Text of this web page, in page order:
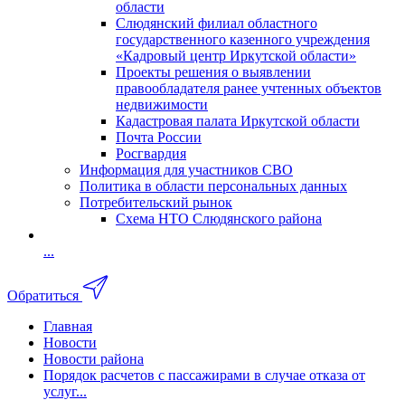
области
Слюдянский филиал областного
государственного казенного учреждения
«Кадровый центр Иркутской области»
Проекты решения о выявлении
правообладателя ранее учтенных объектов
недвижимости
Кадастровая палата Иркутской области
Почта России
Росгвардия
Информация для участников СВО
Политика в области персональных данных
Потребительский рынок
Схема НТО Слюдянского района
...
Обратиться
Главная
Новости
Новости района
Порядок расчетов с пассажирами в случае отказа от
услуг...